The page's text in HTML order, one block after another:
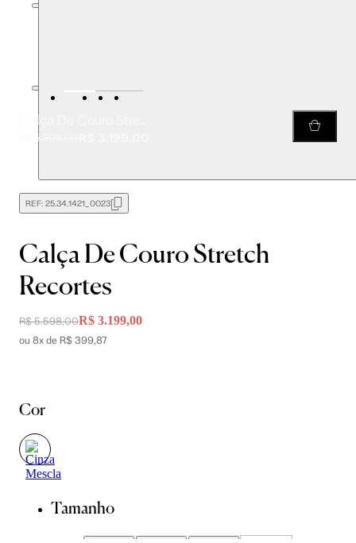
R$ 5.598,00
REF: 25.34.1421_0023
Calça De Couro Stretch
Recortes
R$ 5.598,00R$ 3.199,00
ou 8x de R$ 399,87
Cor
Tamanho